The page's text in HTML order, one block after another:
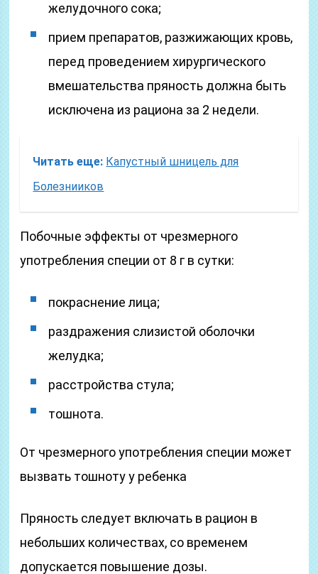
желудочного сока;
прием препаратов, разжижающих кровь,
перед проведением хирургического
вмешательства пряность должна быть
исключена из рациона за 2 недели.
Читать еще: Капустный шницель для
Болезнииков
Побочные эффекты от чрезмерного
употребления специи от 8 г в сутки:
покраснение лица;
раздражения слизистой оболочки
желудка;
расстройства стула;
тошнота.
От чрезмерного употребления специи может
вызвать тошноту у ребенка
Пряность следует включать в рацион в
небольших количествах, со временем
допускается повышение дозы.